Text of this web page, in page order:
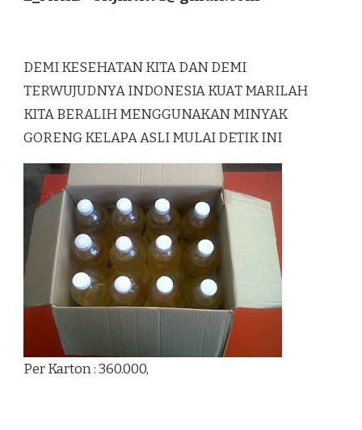
DEMI KESEHATAN KITA DAN DEMI
TERWUJUDNYA INDONESIA KUAT MARILAH
KITA BERALIH MENGGUNAKAN MINYAK
GORENG KELAPA ASLI MULAI DETIK INI
Per Karton : 360.000,